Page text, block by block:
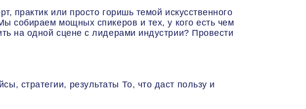
практик или просто горишь темой искусственного
мощных спикеров и тех, у кого есть чем
на одной сцене с лидерами индустрии? Провести
стратегии, результаты То, что даст пользу и